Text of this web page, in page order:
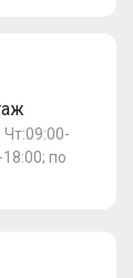
Чт:09:00-
по